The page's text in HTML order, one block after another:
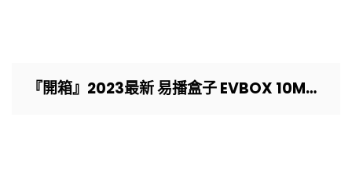
『開箱』2023最新 易播盒子 EVBOX 10MAX 4G+64G 旗艦智能語音AI機皇 ！！